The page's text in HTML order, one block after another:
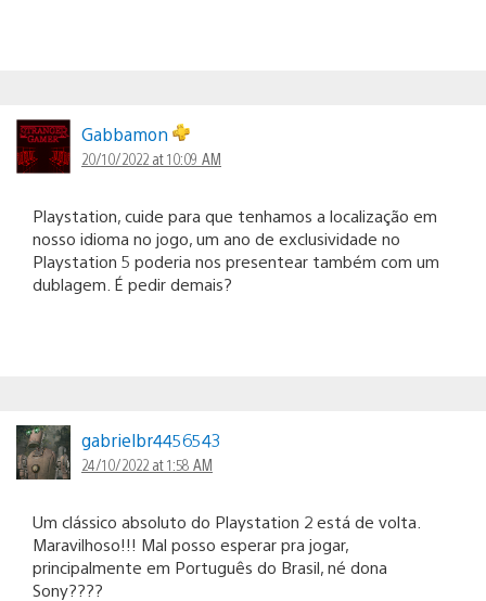
Gabbamon
20/10/2022 at 10:09 AM
Playstation, cuide para que tenhamos a localização em
nosso idioma no jogo, um ano de exclusividade no
Playstation 5 poderia nos presentear também com um
dublagem. É pedir demais?
gabrielbr4456543
24/10/2022 at 1:58 AM
Um clássico absoluto do Playstation 2 está de volta.
Maravilhoso!!! Mal posso esperar pra jogar,
principalmente em Português do Brasil, né dona
Sony????